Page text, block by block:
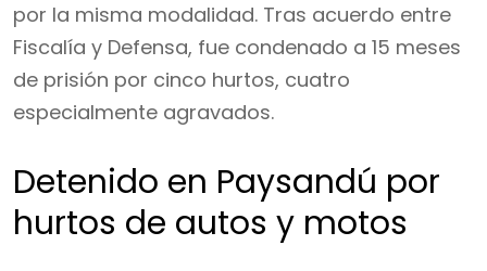
por la misma modalidad. Tras acuerdo entre
Fiscalía y Defensa, fue condenado a 15 meses
de prisión por cinco hurtos, cuatro
especialmente agravados.
Detenido en Paysandú por
hurtos de autos y motos